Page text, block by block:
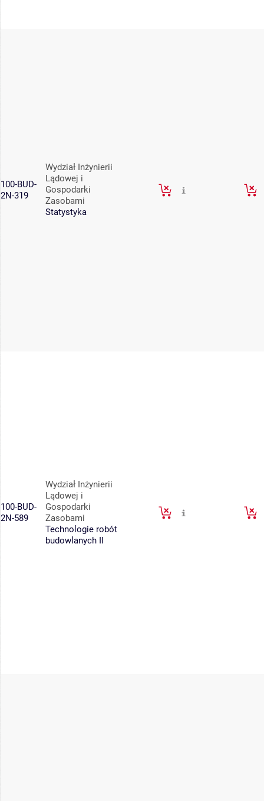
100-BUD-
2N-319
Wydział Inżynierii
Lądowej i
Gospodarki
Zasobami
Statystyka
100-BUD-
2N-589
Wydział Inżynierii
Lądowej i
Gospodarki
Zasobami
Technologie robót
budowlanych II